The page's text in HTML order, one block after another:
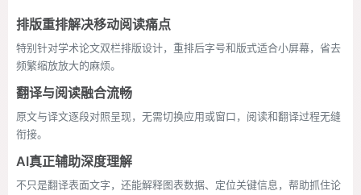
排版重排解决移动阅读痛点
特别针对学术论文双栏排版设计，重排后字号和版式适合小屏幕，省去
频繁缩放放大的麻烦。
翻译与阅读融合流畅
原文与译文逐段对照呈现，无需切换应用或窗口，阅读和翻译过程无缝
衔接。
AI真正辅助深度理解
不只是翻译表面文字，还能解释图表数据、定位关键信息，帮助抓住论